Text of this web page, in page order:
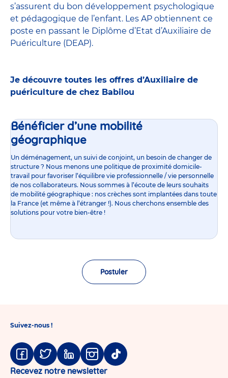
s’assurent du bon développement psychologique
et pédagogique de l’enfant. Les AP obtiennent ce
poste en passant le Diplôme d’Etat d’Auxiliaire de
Puériculture (DEAP).
Je découvre toutes les offres d’Auxiliaire de
puériculture de chez Babilou
Bénéficier d’une mobilité
géographique
Un déménagement, un suivi de conjoint, un besoin de changer de
structure ? Nous menons une politique de proximité domicile-
travail pour favoriser l’équilibre vie professionnelle / vie personnelle
de nos collaborateurs. Nous sommes à l’écoute de leurs souhaits
de mobilité géographique : nos crèches sont implantées dans toute
la France (et même à l’étranger !). Nous cherchons ensemble des
solutions pour votre bien-être !
Postuler
Suivez-nous !
Facebook
TwitterLinkedinInstagram
Tiktok
Recevez notre newsletter